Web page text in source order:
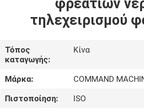
ΠΕΡΊΠΟΥ
ΕΜΕΊΣ
ΓΎΡΟΣ
ΕΡΓΟΣΤΑΣΊΩΝ
ECER
τηλεχειρισμού
Τόπος
καταγωγής:
Κίνα
Μάρκα:
COMMAND
Πιστοποίηση:
ISO